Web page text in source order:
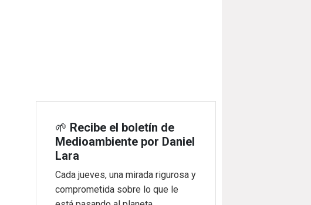
🌱 Recibe el boletín de
Medioambiente por Daniel
Lara
Cada jueves, una mirada rigurosa y
comprometida sobre lo que le